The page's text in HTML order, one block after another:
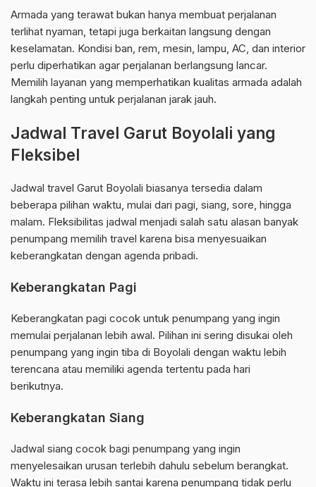
Armada yang terawat bukan hanya membuat perjalanan
terlihat nyaman, tetapi juga berkaitan langsung dengan
keselamatan. Kondisi ban, rem, mesin, lampu, AC, dan interior
perlu diperhatikan agar perjalanan berlangsung lancar.
Memilih layanan yang memperhatikan kualitas armada adalah
langkah penting untuk perjalanan jarak jauh.
Jadwal Travel Garut Boyolali yang
Fleksibel
Jadwal travel Garut Boyolali biasanya tersedia dalam
beberapa pilihan waktu, mulai dari pagi, siang, sore, hingga
malam. Fleksibilitas jadwal menjadi salah satu alasan banyak
penumpang memilih travel karena bisa menyesuaikan
keberangkatan dengan agenda pribadi.
Keberangkatan Pagi
Keberangkatan pagi cocok untuk penumpang yang ingin
memulai perjalanan lebih awal. Pilihan ini sering disukai oleh
penumpang yang ingin tiba di Boyolali dengan waktu lebih
terencana atau memiliki agenda tertentu pada hari
berikutnya.
Keberangkatan Siang
Jadwal siang cocok bagi penumpang yang ingin
menyelesaikan urusan terlebih dahulu sebelum berangkat.
Waktu ini terasa lebih santai karena penumpang tidak perlu